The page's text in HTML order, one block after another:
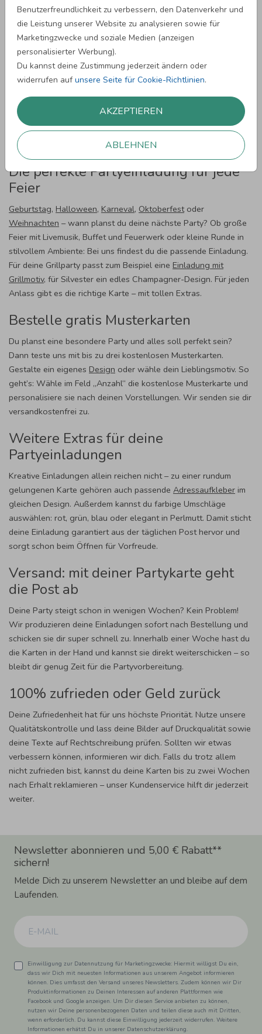
Benutzerfreundlichkeit zu verbessern, den Datenverkehr und
die Leistung unserer Website zu analysieren sowie für
Marketingzwecke und soziale Medien (anzeigen
personalisierter Werbung).
Du kannst deine Zustimmung jederzeit ändern oder
widerrufen aufunsere Seite für Cookie-Richtlinien.
AKZEPTIEREN
ABLEHNEN
Partyeinladungen einfach online
gestalten
Deine nächste Party steht an? Dieses Mal willst du deine Familie
und Freunde nicht einfach nur anrufen oder per E-Mail einladen?
Dann haben wir die perfekte Lösung für dich: Unsere
sie bis ins kleinste Detail mit deinen Texten und Fotos
personalisieren. Die Gestaltung im Browser ist schnell und
unkompliziert – ganz ohne Vorkenntnisse oder zusätzliche
Software.
Die perfekte Partyeinladung für jede
Feier
Geburtstag, Halloween, Karneval, Oktoberfestoder
Weihnachten – wann planst du deine nächste Party? Ob große
Feier mit Livemusik, Buffet und Feuerwerk oder kleine Runde in
stilvollem Ambiente: Bei uns findest du die passende Einladung.
Für deine Grillparty passt zum Beispiel eine Einladung mit
Grillmotiv, für Silvester ein edles Champagner-Design. Für jeden
Anlass gibt es die richtige Karte – mit tollen Extras.
Bestelle gratis Musterkarten
Du planst eine besondere Party und alles soll perfekt sein?
Dann teste uns mit bis zu drei kostenlosen Musterkarten.
Gestalte ein eigenes Design oder wähle dein Lieblingsmotiv. So
geht’s: Wähle im Feld „Anzahl“ die kostenlose Musterkarte und
personalisiere sie nach deinen Vorstellungen. Wir senden sie dir
versandkostenfrei zu.
Weitere Extras für deine
Partyeinladungen
Kreative Einladungen allein reichen nicht – zu einer rundum
gelungenen Karte gehören auch passende Adressaufkleber im
gleichen Design. Außerdem kannst du farbige Umschläge
auswählen: rot, grün, blau oder elegant in Perlmutt. Damit sticht
deine Einladung garantiert aus der täglichen Post hervor und
sorgt schon beim Öffnen für Vorfreude.
Versand: mit deiner Partykarte geht
die Post ab
Deine Party steigt schon in wenigen Wochen? Kein Problem!
Wir produzieren deine Einladungen sofort nach Bestellung und
schicken sie dir super schnell zu. Innerhalb einer Woche hast du
die Karten in der Hand und kannst sie direkt weiterschicken – so
bleibt dir genug Zeit für die Partyvorbereitung.
100% zufrieden oder Geld zurück
Deine Zufriedenheit hat für uns höchste Priorität. Nutze unsere
Qualitätskontrolle und lass deine Bilder auf Druckqualität sowie
deine Texte auf Rechtschreibung prüfen. Sollten wir etwas
verbessern können, informieren wir dich. Falls du trotz allem
nicht zufrieden bist, kannst du deine Karten bis zu zwei Wochen
nach Erhalt reklamieren – unser Kundenservice hilft dir jederzeit
weiter.
Newsletter abonnieren und 5,00 € Rabatt**
sichern!
Melde Dich zu unserem Newsletter an und bleibe auf dem
Laufenden.
Einwilligung zur Datennutzung für Marketingzwecke: Hiermit willigst Du ein,
dass wir Dich mit neuesten Informationen aus unserem Angebot informieren
können. Dies umfasst den Versand unseres Newsletters. Zudem können wir Dir
Produktinformationen zu Deinen Interessen auf anderen Plattformen wie
Facebook und Google anzeigen. Um Dir diesen Service anbieten zu können,
nutzen wir Deine personenbezogenen Daten und teilen diese auch mit Dritten,
wenn erforderlich. Du kannst diese Einwilligung jederzeit widerrufen. Weitere
Informationen erhätst Du in unserer Datenschutzerklärung.